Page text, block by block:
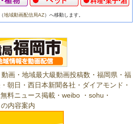
地域動画配信局AZ）へ移動します。
画・地域最大級動画投稿数・福岡県・福
朝日・西日本新聞各社・ダイアモンド・
料ニュース掲載・weibo ・sohu・
内容案内